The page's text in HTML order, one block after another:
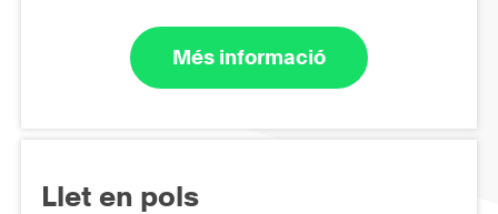
Més informació
Llet en pols